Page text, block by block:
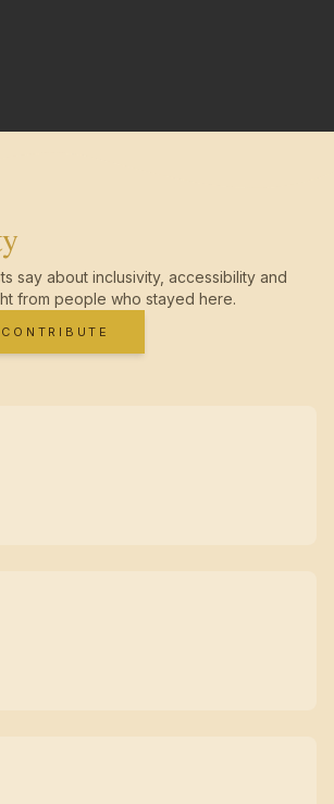
say about inclusivity, accessibility and
from people who stayed here.